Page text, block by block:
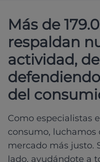
Más de
respaldan
actividad,
del
Como especialistas
consumo, luchamos
mercado más justo.
lado, ayudándote a